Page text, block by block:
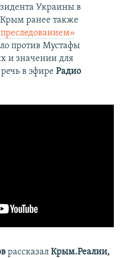
Украины в
ранее также
против Мустафы
и значении для
в эфире Радио
рассказал Крым.Реалии,